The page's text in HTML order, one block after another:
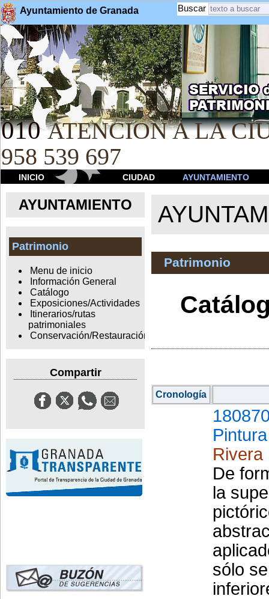
Ayuntamiento de Granada Buscar
010 ATENCION A LA
958 539 697
INICIO CIUDAD AYUNTAMIENTO
AYUNTAMIENTO
Patrimonio
Menu de inicio
Información General
Catálogo
Exposiciones/Actividades
Itinerarios/rutas
patrimoniales
Conservación/Restauración
Compartir
Patrimonio
Cronología
Pintura
Rivera
De
la
sólo